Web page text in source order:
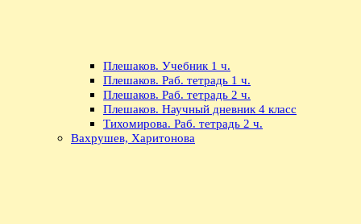
Плешаков. Учебник 1 ч.
Плешаков. Раб. тетрадь 1 ч.
Плешаков. Раб. тетрадь 2 ч.
Плешаков. Научный дневник 4 класс
Тихомирова. Раб. тетрадь 2 ч.
Вахрушев, Харитонова